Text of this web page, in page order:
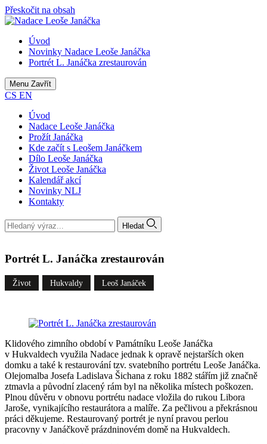
Přeskočit na obsah
Úvod
Novinky Nadace Leoše Janáčka
Portrét L. Janáčka zrestaurován
Menu Zavřít
CS EN
Úvod
Nadace Leoše Janáčka
Prožít Janáčka
Kde začít s Leošem Janáčkem
Dílo Leoše Janáčka
Život Leoše Janáčka
Kalendář akcí
Novinky NLJ
Kontakty
Hledat
Portrét L. Janáčka zrestaurován
Život Hukvaldy Leoš Janáček
Klidového zimního období v Památníku Leoše Janáčka
v Hukvaldech využila Nadace jednak k opravě nejstarších oken
domku a také k restaurování tzv. svatebního portrétu Leoše Janáčka.
Olejomalba Josefa Ladislava Šichana z roku 1882 stářím již značně
ztmavla a původní zlacený rám byl na několika místech poškozen.
Plnou důvěru v obnovu portrétu nadace vložila do rukou Libora
Jaroše, vynikajícího restaurátora a malíře. Za pečlivou a překrásnou
práci děkujeme. Restaurovaný portrét je nyní pravou perlou
pracovny v Janáčkově prázdninovém domě na Hukvaldech.